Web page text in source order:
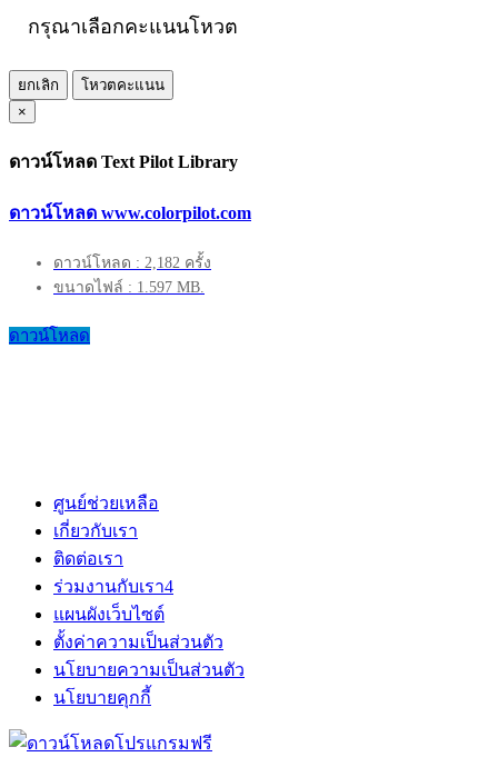
กรุณาเลือกคะแนนโหวต
ยกเลิก
โหวตคะแนน
×
ดาวน์โหลด Text Pilot Library
ดาวน์โหลด www.colorpilot.com
ดาวน์โหลด : 2,182 ครั้ง
ขนาดไฟล์ : 1.597 MB.
ดาวน์โหลด
ศูนย์ช่วยเหลือ
เกี่ยวกับเรา
ติดต่อเรา
ร่วมงานกับเรา4
แผนผังเว็บไซต์
ตั้งค่าความเป็นส่วนตัว
นโยบายความเป็นส่วนตัว
นโยบายคุกกี้